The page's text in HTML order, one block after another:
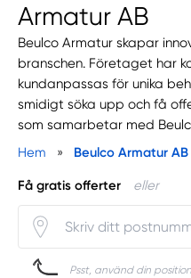
Armatur AB
Beulco Armatur skapar
branschen. Företaget har
kundanpassas för unika
smidigt söka upp och få
som samarbetar med
Hem
» Beulco Armatur AB
Få gratis offerter eller
Psst, använd din